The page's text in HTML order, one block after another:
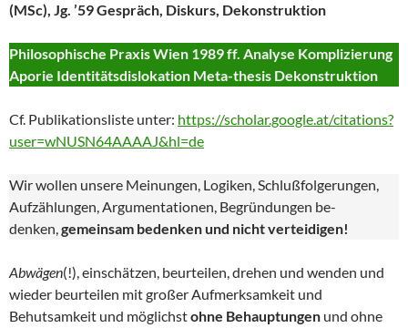
(MSc), Jg. ’59 Gespräch, Diskurs, Dekonstruktion
Philosophische Praxis Wien 1989 ff. Analyse Komplizierung
Aporie Identitätsdislokation Meta-thesis Dekonstruktion
Cf. Publikationsliste unter: https://scholar.google.at/citations?
user=wNUSN64AAAAJ&hl=de
Wir wollen unsere Meinungen, Logiken, Schlußfolgerungen,
Aufzählungen, Argumentationen, Begründungen be-
denken,gemeinsam bedenken und nicht verteidigen!
Abwägen(!), einschätzen, beurteilen, drehen und wenden und
wieder beurteilen mit großer Aufmerksamkeit und
Behutsamkeit und möglichstohne Behauptungen und ohne